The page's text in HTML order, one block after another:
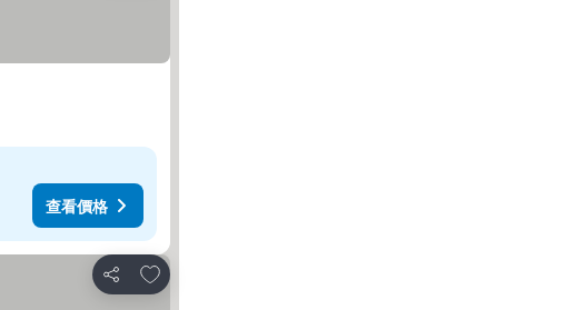
查看價格
分享
加入我的最愛